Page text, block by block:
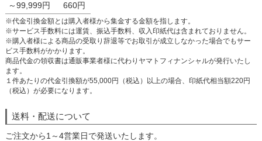
～99,999円
660円
※代金引換金額とは購入者様から集金する金額を指します。
※サービス手数料には運賃、振込手数料、収入印紙代は含まれておりません。
※購入者様による商品の受取り辞退等でお取引が成立しなかった場合でもサー
ビス手数料がかかります。
商品代金の領収書は通販事業者様に代わりヤマトフィナンシャルが発行いたし
ます。
１件あたりの代金引換額が55,000円（税込）以上の場合、印紙代相当額220円
（税込）が必要になります。
送料・配送について
ご注文から1～4営業日で発送いたします。